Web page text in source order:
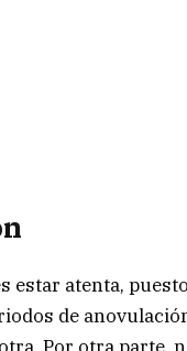
estar atenta,
de